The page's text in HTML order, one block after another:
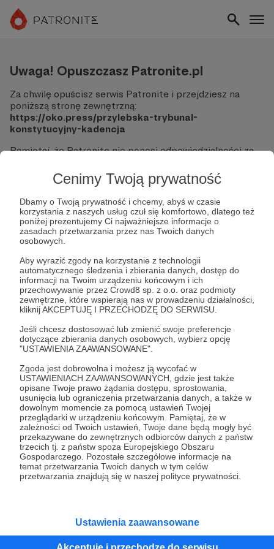
Cenimy Twoją prywatność
Dbamy o Twoją prywatność i chcemy, abyś w czasie
korzystania z naszych usług czuł się komfortowo, dlatego też
poniżej prezentujemy Ci najważniejsze informacje o
zasadach przetwarzania przez nas Twoich danych
osobowych.
Aby wyrazić zgody na korzystanie z technologii
automatycznego śledzenia i zbierania danych, dostęp do
informacji na Twoim urządzeniu końcowym i ich
przechowywanie przez Crowd8 sp. z o.o. oraz podmioty
zewnętrzne, które wspierają nas w prowadzeniu działalności,
kliknij AKCEPTUJĘ I PRZECHODZĘ DO SERWISU.
Jeśli chcesz dostosować lub zmienić swoje preferencje
dotyczące zbierania danych osobowych, wybierz opcję
"USTAWIENIA ZAAWANSOWANE".
Zgoda jest dobrowolna i możesz ją wycofać w
USTAWIENIACH ZAAWANSOWANYCH, gdzie jest także
opisane Twoje prawo żądania dostępu, sprostowania,
usunięcia lub ograniczenia przetwarzania danych, a także w
dowolnym momencie za pomocą ustawień Twojej
przeglądarki w urządzeniu końcowym. Pamiętaj, że w
zależności od Twoich ustawień, Twoje dane będą mogły być
przekazywane do zewnętrznych odbiorców danych z państw
trzecich tj. z państw spoza Europejskiego Obszaru
Gospodarczego. Pozostałe szczegółowe informacje na
temat przetwarzania Twoich danych w tym celów
przetwarzania znajdują się w naszej polityce prywatności.
Ustawienia zaawansowane
Uwaga! Opuszczasz Patronite.pl
Za chwilę opuścisz serwis Patronite i przejdziesz na
poniższą stronę zewnętrzną:
https://oko.press/przylebska-trybunal-
konstytucyjny-kadencja
Pamiętaj, że Patronite nie ponosi odpowiedzialności za
Nie podawaj swoich danych logowania ani informacji
Sprawdź dokładnie adres URL, zanim klikniesz przycisk
"Tak, przejdź do strony".
Jeśli masz wątpliwości, wróć do Patronite i zweryfikuj
link.
Czy na pewno chcesz kontynuować?
Tak, przejdź do strony
Pozostań na Patronite
Kategorie
O Patronite
Dodatkowe produkty
Pomoc
RegulaminPolityka prywatnościPatronite Commons